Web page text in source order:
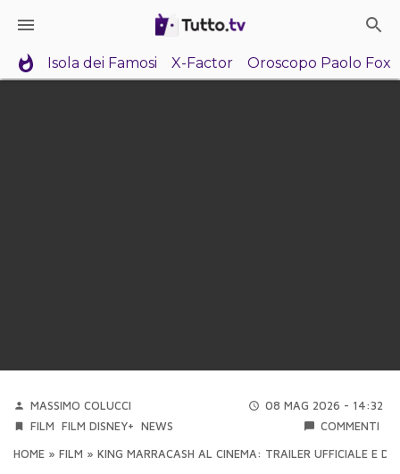
Isola dei Famosi X-Factor Oroscopo Paolo Fox
MASSIMO COLUCCI
08 MAG 2026 - 14:32
FILM
FILM DISNEY+ NEWS COMMENTI
HOME » FILM » KING MARRACASH AL CINEMA: TRAILER UFFICIALE E